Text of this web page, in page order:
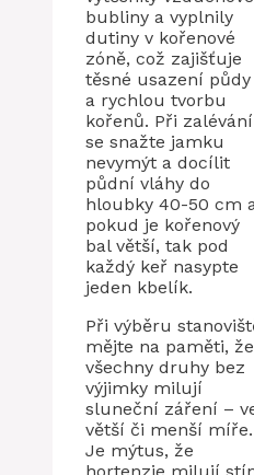
bubliny a vyplnily
dutiny v kořenové
zóně, což zajišťuje
těsné usazení půdy
a rychlou tvorbu
kořenů. Při zalévání
se snažte jamku
nevymýt a docílit
půdní vláhy do
hloubky 40-50 cm
pokud je kořenový
bal větší, tak pod
každý keř nasypte
jeden kbelík.
Při výběru
mějte na paměti, že
všechny druhy bez
výjimky milují
sluneční záření –
větší či menší míře.
Je mýtus, že